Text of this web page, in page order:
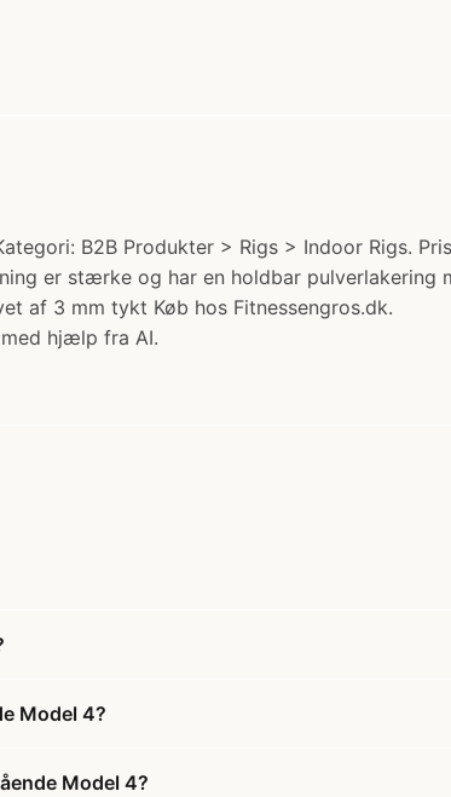
B2B Produkter > Rigs > Indoor Rigs.
er stærke og har en holdbar
af 3 mm tykt Køb hos Fitnessengros.dk.
hjælp fra AI.
Model 4?
Model 4?